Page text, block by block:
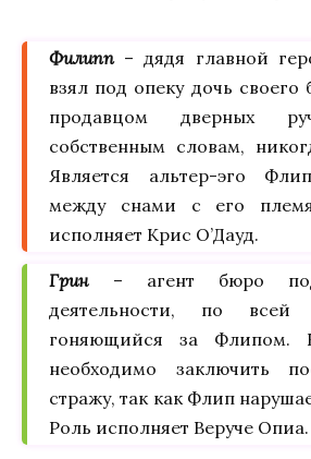
Филипп – дядя главной
взял под опеку дочь своего
продавцом дверных
собственным словам,
Является альтер-эго
между снами с его
исполняет Крис О’Дауд.
Грин – агент бюро
деятельности, по всей
гоняющийся за Флипом.
необходимо заключить
стражу, так как Флип
Роль исполняет Веруче Опиа.